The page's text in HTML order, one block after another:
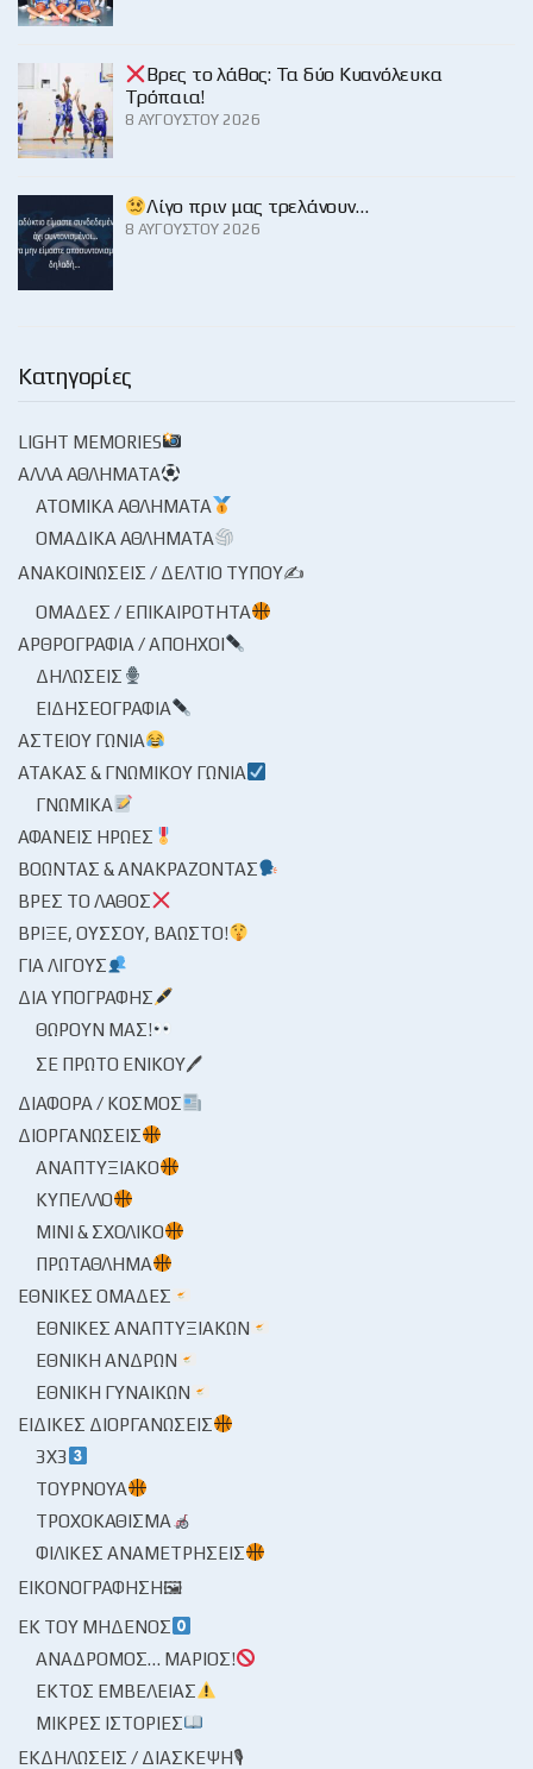
Βρες το λάθος: Τα δύο Κυανόλευκα
Τρόπαια!
8 ΑΥΓΟΎΣΤΟΥ 2026
Λίγο πριν μας τρελάνουν…
8 ΑΥΓΟΎΣΤΟΥ 2026
Κατηγορίες
LIGHT MEMORIES
ΆΛΛΑ ΑΘΛΉΜΑΤΑ
ΑΤΟΜΙΚΆ ΑΘΛΉΜΑΤΑ
ΟΜΑΔΙΚΆ ΑΘΛΉΜΑΤΑ
ΑΝΑΚΟΙΝΏΣΕΙΣ / ΔΕΛΤΊΟ ΤΎΠΟΥ✍
ΟΜΆΔΕΣ / ΕΠΙΚΑΙΡΌΤΗΤΑ
ΑΡΘΡΟΓΡΑΦΊΑ / ΑΠΌΗΧΟΙ
ΔΗΛΏΣΕΙΣ
ΕΙΔΗΣΕΟΓΡΑΦΊΑ
ΑΣΤΕΊΟΥ ΓΩΝΊΑ
ΑΤΆΚΑΣ & ΓΝΩΜΙΚΟΎ ΓΩΝΊΑ
ΓΝΩΜΙΚΆ
ΑΦΑΝΕΊΣ ΉΡΩΕΣ
ΒΟΏΝΤΑΣ & ΑΝΑΚΡΆΖΟΝΤΑΣ
ΒΡΕΣ ΤΟ ΛΆΘΟΣ
ΒΡΊΞΕ, ΟΎΣΣΟΥ, ΒΆΩΣΤΟ!
ΓΙΑ ΛΊΓΟΥΣ
ΔΙΑ ΥΠΟΓΡΑΦΉΣ
ΘΩΡΟΎΝ ΜΑΣ!
ΣΕ ΠΡΏΤΟ ΕΝΙΚΟΎ🖊
ΔΙΆΦΟΡΑ / ΚΌΣΜΟΣ
ΔΙΟΡΓΑΝΏΣΕΙΣ
ΑΝΑΠΤΥΞΙΑΚΌ
ΚΎΠΕΛΛΟ
ΜΊΝΙ & ΣΧΟΛΙΚΌ
ΠΡΩΤΆΘΛΗΜΑ
ΕΘΝΙΚΈΣ ΟΜΆΔΕΣ
ΕΘΝΙΚΈΣ ΑΝΑΠΤΥΞΙΑΚΏΝ
ΕΘΝΙΚΉ ΑΝΔΡΏΝ
ΕΘΝΙΚΉ ΓΥΝΑΙΚΏΝ
ΕΙΔΙΚΈΣ ΔΙΟΡΓΑΝΏΣΕΙΣ
3X3
ΤΟΥΡΝΟΥΆ
ΤΡΟΧΟΚΆΘΙΣΜΑ
ΦΙΛΙΚΈΣ ΑΝΑΜΕΤΡΉΣΕΙΣ
ΕΙΚΟΝΟΓΡΆΦΗΣΗ🖼
ΕΚ ΤΟΥ ΜΗΔΕΝΌΣ
ΑΝΆΔΡΟΜΟΣ… ΜΆΡΙΟΣ!
ΕΚΤΌΣ ΕΜΒΈΛΕΙΑΣ
ΜΙΚΡΈΣ ΙΣΤΟΡΊΕΣ
ΕΚΔΗΛΏΣΕΙΣ / ΔΙΆΣΚΕΨΗ🎙